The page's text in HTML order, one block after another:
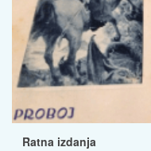
Ratna izdanja